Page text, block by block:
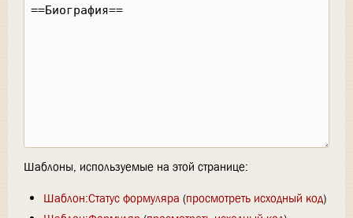
Шаблоны, используемые на этой странице:
Шаблон:Статус формуляра (просмотреть исходный код)